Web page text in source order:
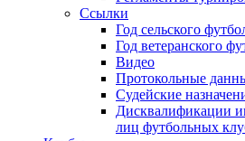
Ссылки
Год сельского
Год ветеранского
Видео
Протокольные
Судейские
Дисквалификации
лиц футбольных